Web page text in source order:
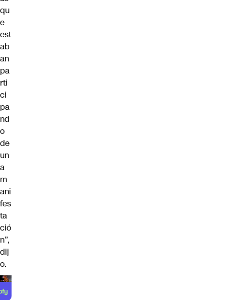
qu
e
est
ab
an
pa
rti
ci
pa
nd
o
de
un
a
m
ani
fes
ta
ció
n”,
dij
o.